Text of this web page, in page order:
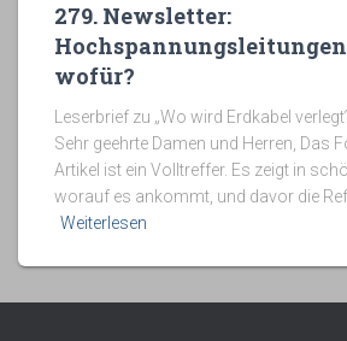
279. Newsletter:
wofür?
Leserbrief zu „Wo wird Erdkabel
Sehr geehrte Damen und Herren, Das
Artikel ist ein Volltreffer. Es zeigt in
worauf es ankommt, und davor die
Weiterlesen